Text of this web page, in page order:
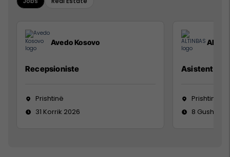
Avedo Kosovo
Recepsioniste
Prishtinë
31 Korrik 2026
Asistente e
Prishtinë
8 Gusht